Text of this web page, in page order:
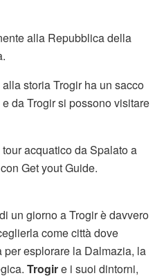
alla Repubblica della
storia Trogir ha un sacco
da Trogir si possono visitare
tour acquatico da Spalato a
Get yout Guide.
un giorno a Trogir è davvero
come città dove
esplorare la Dalmazia, la
Trogire i suoi dintorni,